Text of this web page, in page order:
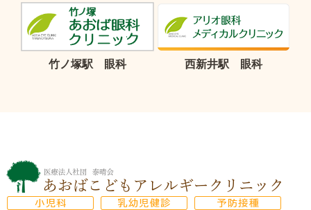
竹ノ塚駅 眼科 西新井駅 眼科